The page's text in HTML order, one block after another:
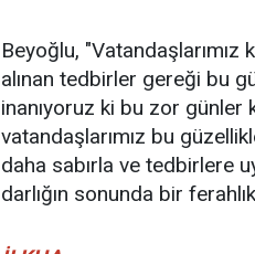
Beyoğlu, "Vatandaşlarımız
alınan tedbirler gereği bu
inanıyoruz ki bu zor günler
vatandaşlarımız bu
daha sabırla ve tedbirlere
darlığın sonunda bir